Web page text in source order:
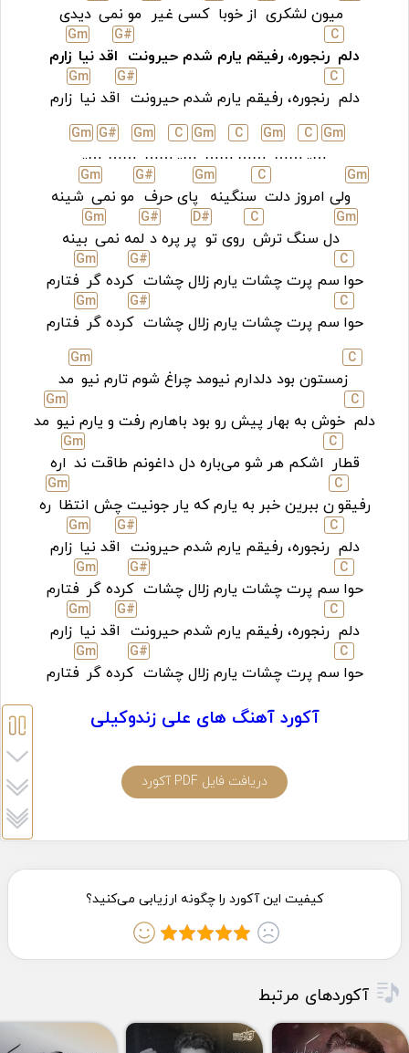
میون لشکری از خوبا کسی‌ غیر مو نمی ‌‌دیدی
دلم
C
رنجوره، رفیقم یارم شدم حیرونت
G#
اقد نیا
Gm
زارم
دلم
C
رنجوره، رفیقم یارم شدم حیرونت
G#
اقد نیا
Gm
زارم
Gm
…..
C
……
Gm
……
C
……
Gm
…..
C
……
Gm
……
G#
…..
Gm
Gm
ولی‌ امروز دلت
C
سنگینه
Gm
پای حرف
G#
مو نمی
Gm
‌‌شینه
Gm
دل سنگ ترش
C
روی تو
D#
پر پره د
G#
لمه نمی‌
Gm
بینه
حوا
C
سم پرت چشات یارم زلال چشات
G#
کرده گر
Gm
فتارم
حوا
C
سم پرت چشات یارم زلال چشات
G#
کرده گر
Gm
فتارم
C
زمستون بود دلدارم نیومد چراغ شوم تارم نیو
Gm
مد
دلم
C
خوش به بهار پیش رو بود باهارم رفت و یارم نیو
Gm
مد
قطار
C
اشکم هر شو می‌‌باره دل داغونم طاقت ند
Gm
اره
رفیقو
C
ن ببرین خبر به یارم که یار جونیت چش انتظا
Gm
ره
دلم
C
رنجوره، رفیقم یارم شدم حیرونت
G#
اقد نیا
Gm
زارم
حوا
C
سم پرت چشات یارم زلال چشات
G#
کرده گر
Gm
فتارم
دلم
C
رنجوره، رفیقم یارم شدم حیرونت
G#
اقد نیا
Gm
زارم
حوا
C
سم پرت چشات یارم زلال چشات
G#
کرده گر
Gm
فتارم
آکورد آهنگ های علی زندوکیلی
دریافت فایل PDF آکورد
آکوردهای مرتبط